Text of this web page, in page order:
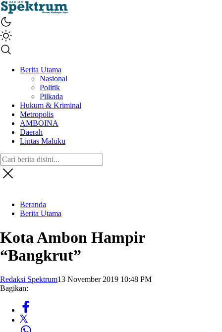
spektrumonline.com
Berita Utama
Nasional
Politik
Pilkada
Hukum & Kriminal
Metropolis
AMBOINA
Daerah
Lintas Maluku
Beranda
Berita Utama
Kota Ambon Hampir
“Bangkrut”
Redaksi Spektrum13 November 2019 10:48 PM
Bagikan: